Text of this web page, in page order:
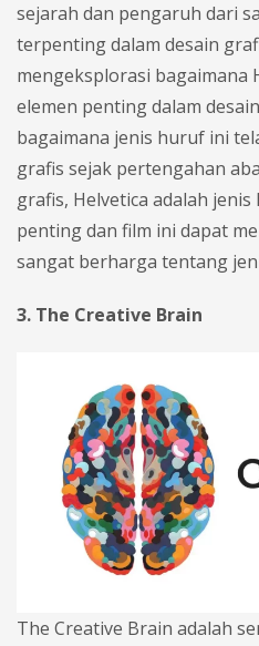
sejarah dan pengaruh dari
terpenting dalam desain
mengeksplorasi bagaimana
elemen penting dalam
bagaimana jenis huruf ini
grafis sejak pertengahan
grafis, Helvetica adalah
penting dan film ini dapat
sangat berharga tentang
3. The Creative Brain
The Creative Brain adalah